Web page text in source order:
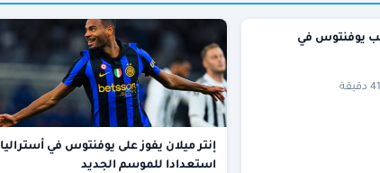
يوفنتوس في
إنتر ميلان يفوز على يوفنتوس في أستراليا
استعدادا للموسم الجديد